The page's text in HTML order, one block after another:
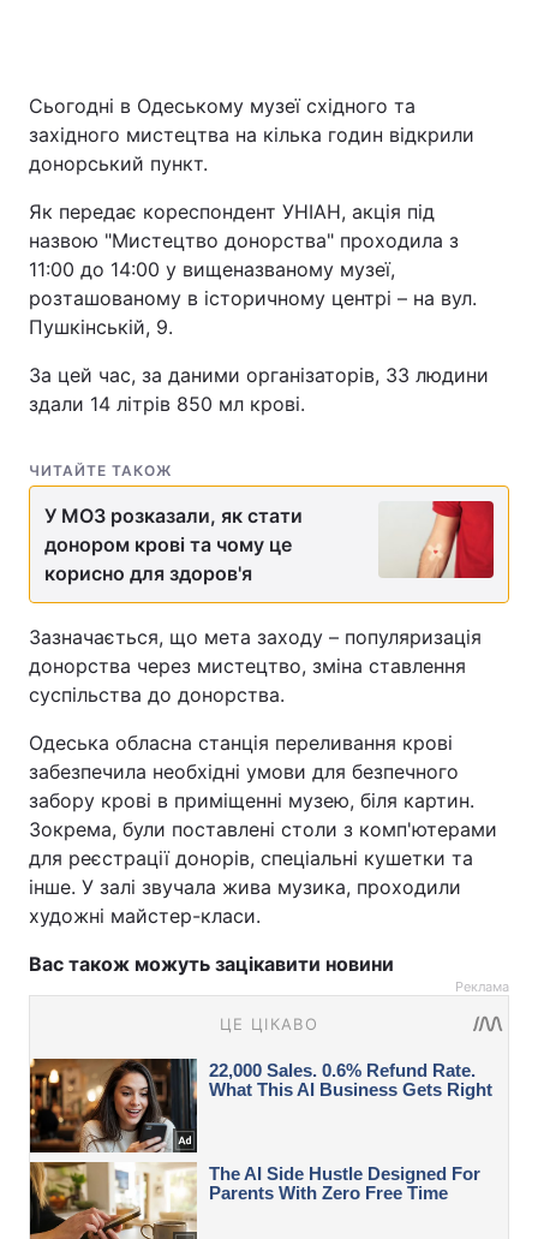
Сьогодні в Одеському музеї східного та
західного мистецтва на кілька годин відкрили
донорський пункт.
Як передає кореспондент УНІАН, акція під
назвою "Мистецтво донорства" проходила з
11:00 до 14:00 у вищеназваному музеї,
розташованому в історичному центрі – на вул.
Пушкінській, 9.
За цей час, за даними організаторів, 33 людини
здали 14 літрів 850 мл крові.
ЧИТАЙТЕ ТАКОЖ
У МОЗ розказали, як стати
донором крові та чому це
корисно для здоров'я
Зазначається, що мета заходу – популяризація
донорства через мистецтво, зміна ставлення
суспільства до донорства.
Одеська обласна станція переливання крові
забезпечила необхідні умови для безпечного
забору крові в приміщенні музею, біля картин.
Зокрема, були поставлені столи з комп'ютерами
для реєстрації донорів, спеціальні кушетки та
інше. У залі звучала жива музика, проходили
художні майстер-класи.
Вас також можуть зацікавити новини
Реклама